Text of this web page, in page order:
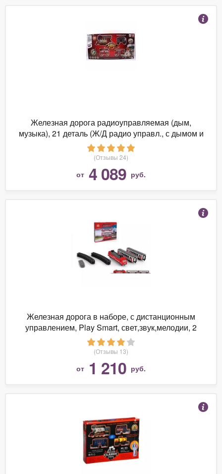
Железная дорога радиоуправляемая (дым,
музыка), 21 деталь (Ж/Д радио управл., с дымом и
музыкой,21 дет., BOX 80*43*15 см, арт. 3048/0658)
(Отзывы 24)
от 4 089 руб.
Железная дорога в наборе, с дистанционным
управлением, Play Smart, свет,звук,мелодии, 2
скорости - Б76080
(Отзывы 13)
от 1 210 руб.